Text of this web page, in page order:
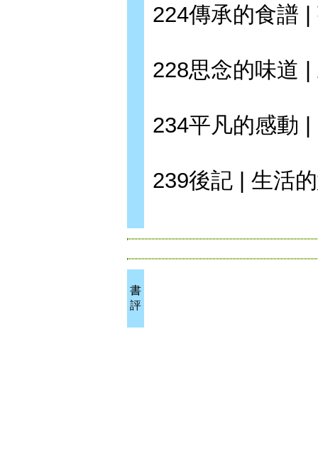
224傳承的食譜 |
228思念的味道
234平凡的感動 |
239後記 | 生活
書
評